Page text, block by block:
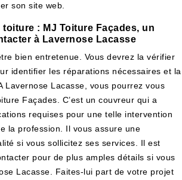
son site web.
: MJ Toiture Façades, un
à Lavernose Lacasse
bien entretenue. Vous devrez la vérifier
identifier les réparations nécessaires et la
Lavernose Lacasse, vous pourrez vous
Façades. C’est un couvreur qui a
requises pour une telle intervention
la profession. Il vous assure une
si vous sollicitez ses services. Il est
pour de plus amples détails si vous
Lacasse. Faites-lui part de votre projet